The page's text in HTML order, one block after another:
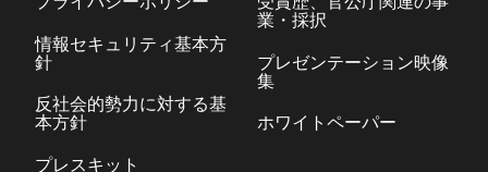
情報セキュリティ基本方
針
反社会的勢力に対する基
本方針
プレスキット
業・採択
プレゼンテーション映像
集
ホワイトペーパー